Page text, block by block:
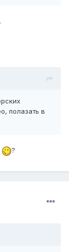
полазать в
?